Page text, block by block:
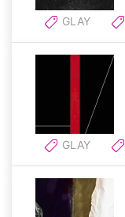
GLAY
GLAY